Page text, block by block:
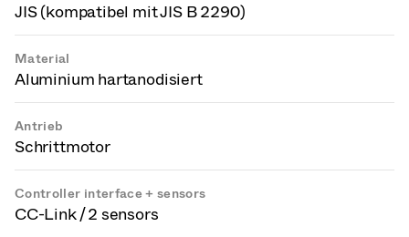
JIS (kompatibel mit JIS B 2290)
Material
Aluminium hartanodisiert
Antrieb
Schrittmotor
Controller interface + sensors
CC-Link / 2 sensors